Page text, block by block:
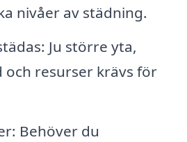
nivåer av städning.
Ju större yta,
och resurser krävs för
Behöver du